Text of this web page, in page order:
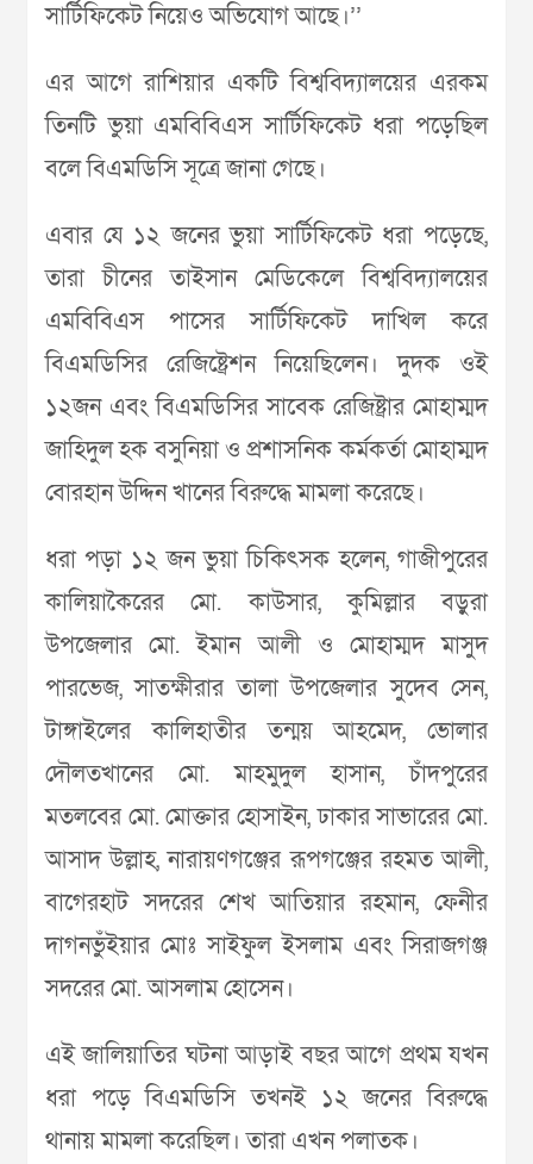
সার্টিফিকেট নিয়েও অভিযোগ আছে।’’
এর আগে রাশিয়ার একটি বিশ্ববিদ্যালয়ের এরকম
তিনটি ভুয়া এমবিবিএস সার্টিফিকেট ধরা পড়েছিল
বলে বিএমডিসি সূত্রে জানা গেছে।
এবার যে ১২ জনের ভুয়া সার্টিফিকেট ধরা পড়েছে,
তারা চীনের তাইসান মেডিকেলে বিশ্ববিদ্যালয়ের
এমবিবিএস পাসের সার্টিফিকেট দাখিল করে
বিএমডিসির রেজিষ্ট্রেশন নিয়েছিলেন। দুদক ওই
১২জন এবং বিএমডিসির সাবেক রেজিষ্ট্রার মোহাম্মদ
জাহিদুল হক বসুনিয়া ও প্রশাসনিক কর্মকর্তা মোহাম্মদ
বোরহান উদ্দিন খানের বিরুদ্ধে মামলা করেছে।
ধরা পড়া ১২ জন ভুয়া চিকিৎসক হলেন, গাজীপুরের
কালিয়াকৈরের মো. কাউসার, কুমিল্লার বড়ুরা
উপজেলার মো. ইমান আলী ও মোহাম্মদ মাসুদ
পারভেজ, সাতক্ষীরার তালা উপজেলার সুদেব সেন,
টাঙ্গাইলের কালিহাতীর তন্ময় আহমেদ, ভোলার
দৌলতখানের মো. মাহমুদুল হাসান, চাঁদপুরের
মতলবের মো. মোক্তার হোসাইন, ঢাকার সাভারের মো.
আসাদ উল্লাহ, নারায়ণগঞ্জের রূপগঞ্জের রহমত আলী,
বাগেরহাট সদরের শেখ আতিয়ার রহমান, ফেনীর
দাগনভুঁইয়ার মোঃ সাইফুল ইসলাম এবং সিরাজগঞ্জ
সদরের মো. আসলাম হোসেন।
এই জালিয়াতির ঘটনা আড়াই বছর আগে প্রথম যখন
ধরা পড়ে বিএমডিসি তখনই ১২ জনের বিরুদ্ধে
থানায় মামলা করেছিল। তারা এখন পলাতক।